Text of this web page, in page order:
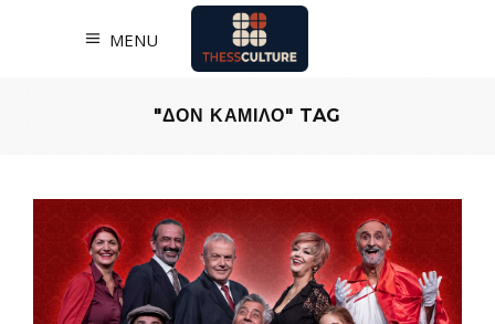
MENU
"ΔΟΝ ΚΑΜΙΛΟ" TAG